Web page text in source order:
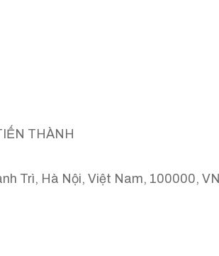
THÀNH
Trì, Hà Nội, Việt Nam, 100000, VN